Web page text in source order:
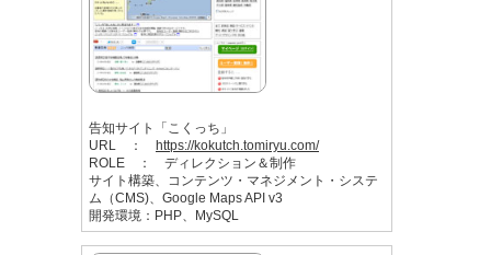
告知サイト「こくっち」
URL ：
https://kokutch.tomiryu.com/
ROLE ： ディレクション＆制作
サイト構築、コンテンツ・マネジメント・システ
ム（CMS)、Google Maps API v3
開発環境：PHP、MySQL